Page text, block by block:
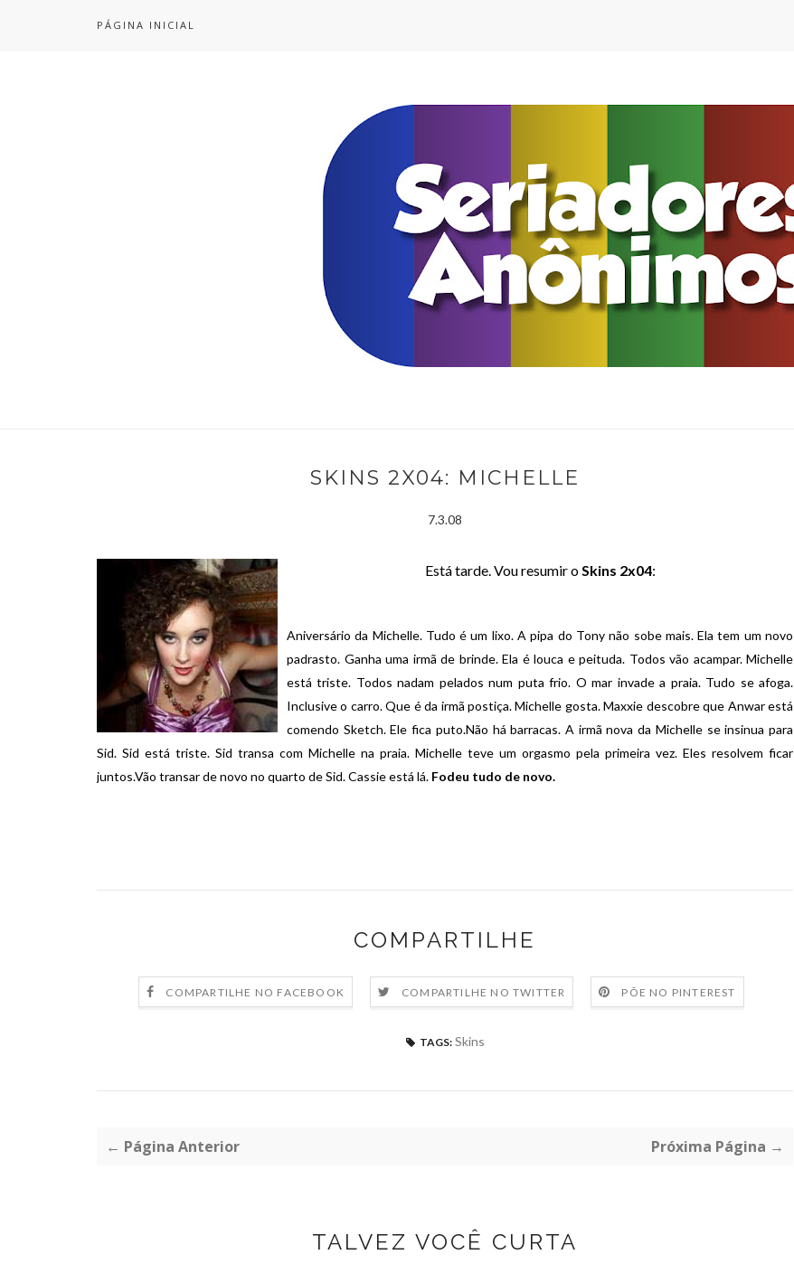
PÁGINA INICIAL
SKINS 2X04: MICHELLE
7.3.08
Está tarde. Vou resumir oSkins 2x04:
Aniversário da Michelle. Tudo é um lixo. A pipa do Tony não sobe mais. Ela tem um novo
padrasto. Ganha uma irmã de brinde. Ela é louca e peituda. Todos vão acampar. Michelle
está triste. Todos nadam pelados num puta frio. O mar invade a praia. Tudo se afoga.
Inclusive o carro. Que é da irmã postiça. Michelle gosta. Maxxie descobre que Anwar está
comendo Sketch. Ele fica puto.Não há barracas. A irmã nova da Michelle se insinua para
Sid. Sid está triste. Sid transa com Michelle na praia. Michelle teve um orgasmo pela primeira vez. Eles resolvem ficar
juntos.Vão transar de novo no quarto de Sid. Cassie está lá. Fodeu tudo de novo.
COMPARTILHE
COMPARTILHE NO FACEBOOK COMPARTILHE NO TWITTER PÕE NO PINTEREST
TAGS: Skins
← Página Anterior Próxima Página →
TALVEZ VOCÊ CURTA